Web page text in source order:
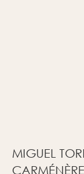
MIGUEL
CARMÉNÈRE